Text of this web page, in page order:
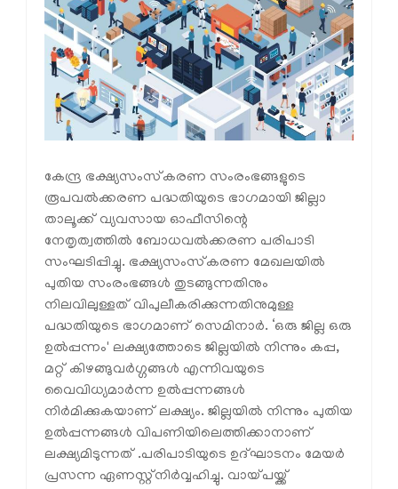
കേന്ദ്ര ഭക്ഷ്യസംസ്‌കരണ സംരംഭങ്ങളുടെ
രൂപവല്‍ക്കരണ പദ്ധതിയുടെ ഭാഗമായി ജില്ലാ
താലൂക്ക് വ്യവസായ ഓഫീസിന്റെ
നേതൃത്വത്തില്‍ ബോധവല്‍ക്കരണ പരിപാടി
സംഘടിപ്പിച്ചു. ഭക്ഷ്യസംസ്‌കരണ മേഖലയില്‍
പുതിയ സംരംഭങ്ങള്‍ തുടങ്ങുന്നതിനും
നിലവിലുള്ളത് വിപുലീകരിക്കുന്നതിനുമുള്ള
പദ്ധതിയുടെ ഭാഗമാണ് സെമിനാര്‍. ‘ഒരു ജില്ല ഒരു
ഉല്‍പ്പന്നം' ലക്ഷ്യത്തോടെ ജില്ലയില്‍ നിന്നും കപ്പ,
മറ്റ് കിഴങ്ങുവര്‍ഗ്ഗങ്ങള്‍ എന്നിവയുടെ
വൈവിധ്യമാര്‍ന്ന ഉല്‍പ്പന്നങ്ങള്‍
നിര്‍മിക്കുകയാണ് ലക്ഷ്യം. ജില്ലയില്‍ നിന്നും പുതിയ
ഉല്‍പ്പന്നങ്ങള്‍ വിപണിയിലെത്തിക്കാനാണ്
ലക്ഷ്യമിടുന്നത് .പരിപാടിയുടെ ഉദ്ഘാടനം മേയര്‍
പ്രസന്ന ഏണസ്റ്റ്നിര്‍വ്വഹിച്ചു. വായ്പയ്ക്ക്